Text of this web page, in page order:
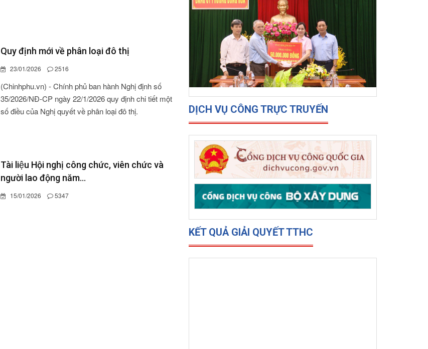
Quy định mới về phân loại đô thị
23/01/2026 2516
(Chinhphu.vn) - Chính phủ ban hành Nghị định số
35/2026/NĐ-CP ngày 22/1/2026 quy định chi tiết một
số điều của Nghị quyết về phân loại đô thị.
Tài liệu Hội nghị công chức, viên chức và
người lao động năm...
15/01/2026 5347
trao 500 triệu đồng hỗ trợ 10 xã, phường phía
đông tỉnh Đắk Lắk bị thiệt hại do lũ lụt
DỊCH VỤ CÔNG TRỰC TRUYẾN
KẾT QUẢ GIẢI QUYẾT TTHC